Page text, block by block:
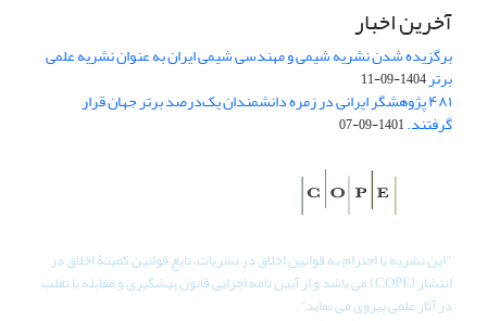
آخرین اخبار
برگزیده شدن نشریه شیمی و مهندسی شیمی ایران به عنوان نشریه علمی
برتر1404-09-11
۴۸۱ پژوهشگر ایرانی در زمره دانشمندان یک‌درصد برتر جهان قرار
گرفتند.1401-09-07
"این نشریه با احترام به قوانین اخلاق در نشریات، تابع قوانین کمیتۀ اخلاق در
انتشار (COPE) می باشد و از آیین نامه اجرایی قانون پیشگیری و مقابله با تقلب
در آثار علمی پیروی می نماید".